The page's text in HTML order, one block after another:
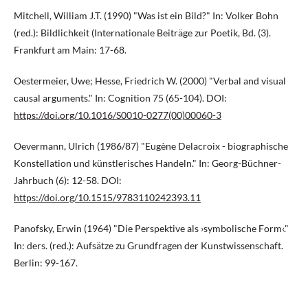
Mitchell, William J.T. (1990) "Was ist ein Bild?" In: Volker Bohn
(red.): Bildlichkeit (Internationale Beiträge zur Poetik, Bd. (3).
Frankfurt am Main: 17-68.
Oestermeier, Uwe; Hesse, Friedrich W. (2000) "Verbal and visual
causal arguments." In: Cognition 75 (65-104). DOI:
https://doi.org/10.1016/S0010-0277(00)00060-3
Oevermann, Ulrich (1986/87) "Eugène Delacroix - biographische
Konstellation und künstlerisches Handeln." In: Georg-Büchner-
Jahrbuch (6): 12-58. DOI:
https://doi.org/10.1515/9783110242393.11
Panofsky, Erwin (1964) "Die Perspektive als ›symbolische Form‹."
In: ders. (red.): Aufsätze zu Grundfragen der Kunstwissenschaft.
Berlin: 99-167.